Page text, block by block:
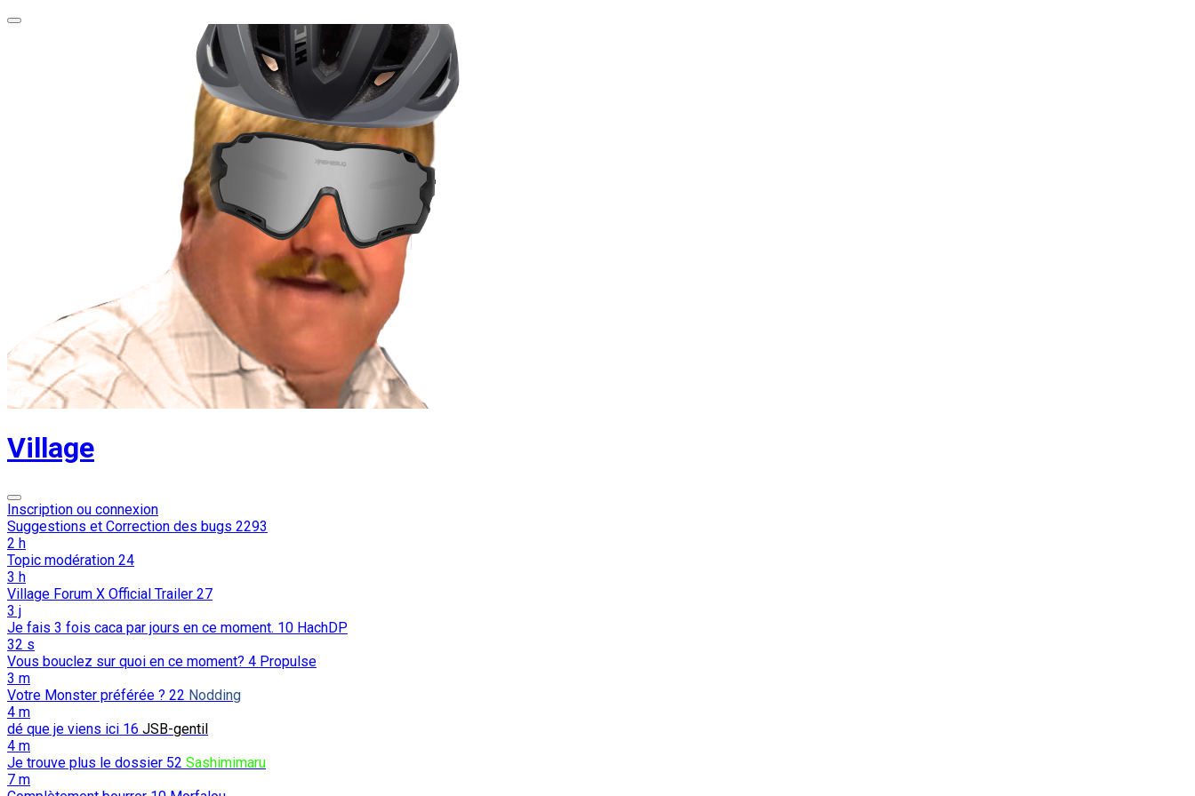
Village
Inscription ou connexion
Suggestions et Correction des bugs 2293
2 h
Topic modération 24
3 h
Village Forum X Official Trailer 27
3 j
Je fais 3 fois caca par jours en ce moment. 10 HachDP
32 s
Vous bouclez sur quoi en ce moment? 4 Propulse
3 m
Votre Monster préférée ? 22 Nodding
4 m
dé que je viens ici 16 JSB-gentil
4 m
Je trouve plus le dossier 52 Sashimimaru
7 m